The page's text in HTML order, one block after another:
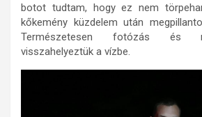
botot tudtam, hogy ez nem
kőkemény küzdelem után
Természetesen fotózás és
visszahelyeztük a vízbe.